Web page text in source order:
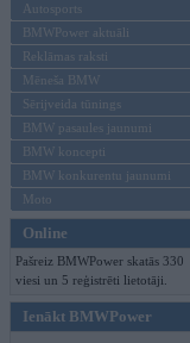
Autosports
BMWPower aktuāli
Reklāmas raksti
Mēneša BMW
Sērijveida tūnings
BMW pasaules jaunumi
BMW koncepti
BMW konkurentu jaunumi
Moto
Online
Pašreiz BMWPower skatās 330
viesi un 5 reģistrēti lietotāji.
Ienākt BMWPower